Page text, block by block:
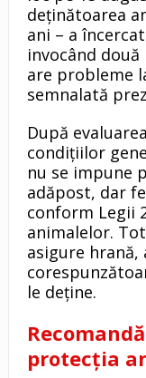
deținătoarea
ani – a
invocând
are probleme
semnalată
După
condițiilor
nu se impune
adăpost, dar
conform Legii
animalelor.
asigure
le deține.
protecția